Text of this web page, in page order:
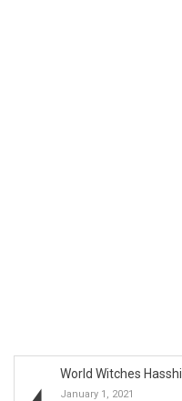
World Witches
January 1, 2021